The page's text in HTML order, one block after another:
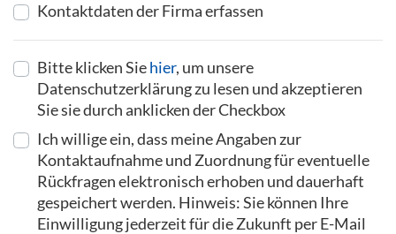
Kontaktdaten der Firma erfassen
Bitte klicken Siehier, um unsere
Datenschutzerklärung zu lesen und akzeptieren
Sie sie durch anklicken der Checkbox
Ich willige ein, dass meine Angaben zur
Kontaktaufnahme und Zuordnung für eventuelle
Rückfragen elektronisch erhoben und dauerhaft
gespeichert werden. Hinweis: Sie können Ihre
Einwilligung jederzeit für die Zukunft per E-Mail